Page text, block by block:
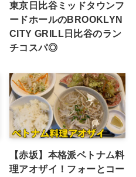
東京日比谷ミッドタウンフ
ードホールのBROOKLYN
CITY GRILL日比谷のラン
チコスパ◎
【赤坂】本格派ベトナム料
理アオザイ！フォーとコー